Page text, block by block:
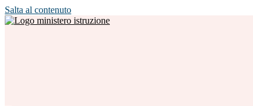
Salta al contenuto